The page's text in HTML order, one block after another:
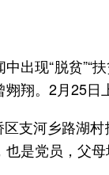
出现“脱贫
翔。2月25日
支河乡路湖
是党员，父